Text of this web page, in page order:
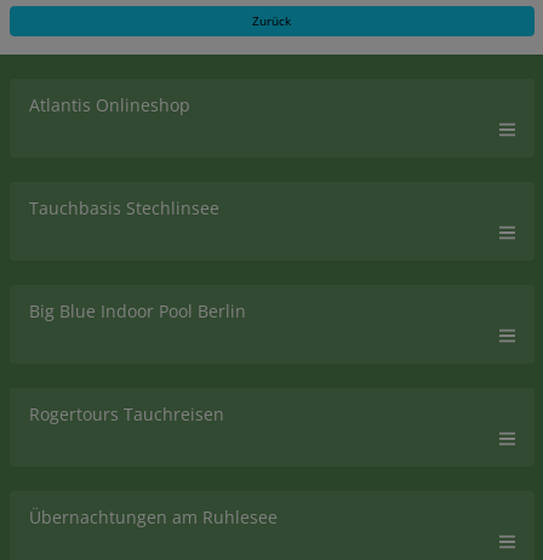
Zurück
Atlantis Onlineshop
Tauchbasis Stechlinsee
Big Blue Indoor Pool Berlin
Rogertours Tauchreisen
Übernachtungen am Ruhlesee